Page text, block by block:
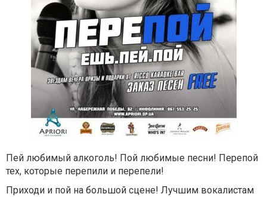
Пей любимый алкоголь! Пой любимые песни! Перепой
тех, которые перепили и перепели!
Приходи и пой на большой сцене! Лучшим вокалистам